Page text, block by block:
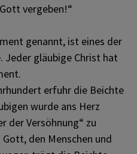
vergeben!“
genannt, ist eines der
Jeder gläubige Christ hat
erfuhr die Beichte
wurde ans Herz
der Versöhnung“ zu
den Menschen und